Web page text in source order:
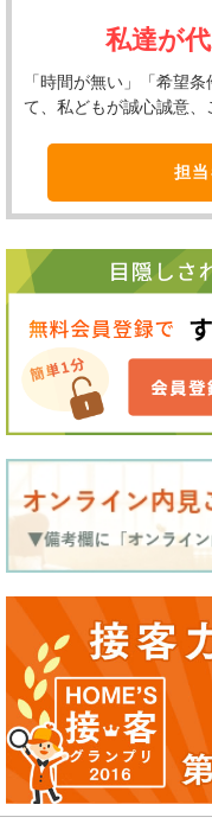
私達が
「時間が無い」「希望
て、私どもが誠心誠意、
担